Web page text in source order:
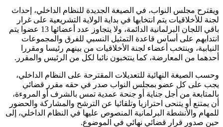
ويقترح مجلس النواب، في الصيغة الجديدة للنظام الداخلي، إحداث
لجنة للأخلاقيات يتم انتخابها في بداية الولاية التشريعية على غرار
باقي اللجان البرلمانية الدائمة، ولا يتجاوز عدد أعضائها 13 عضوا يتم
انتدابهم على أساس قاعدة التمثيل النسبي للفرق والمجموعات
النيابية، وينتخب أعضاء لجنة الأخلاقيات من بينهم رئيسا ومقررا
أحدهما من المعارضة، كما ينتخبون نائبا لكل من الرئيس والمقرر.
وحسب الصيغة النهائية للتعديلات المقترحة على النظام الداخلي،
يجب على كل عضو بمجلس النواب صدر في حقه مقرر قضائي
بالمتابعة من أجل جناية أو جنحة عمدية تمس بالشرف أو المروءة،
أن يمتنع أو يتنحى احترازيا وتلقائيا عن الترشح والمشاركة والحضور
للمهام والأنشطة البرلمانية المنصوص عليها في النظام الداخلي، إلى
حين صدور قرار قضائي نهائي في الموضوع.